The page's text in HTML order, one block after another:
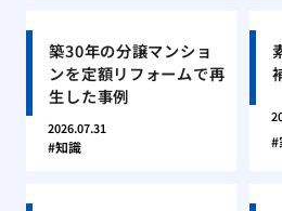
築30年の分譲マンショ
ンを定額リフォームで再
生した事例
2026.07.31
知識